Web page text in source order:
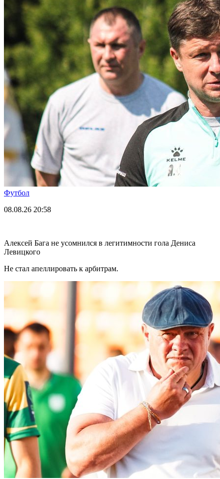
Футбол
08.08.26 20:58
Алексей Бага не усомнился в легитимности гола Дениса
Левицкого
Не стал апеллировать к арбитрам.